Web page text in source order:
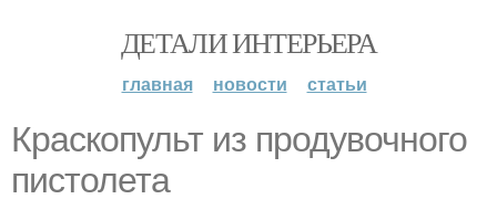
ДЕТАЛИ ИНТЕРЬЕРА
главная новости статьи
Краскопульт из продувочного
пистолета